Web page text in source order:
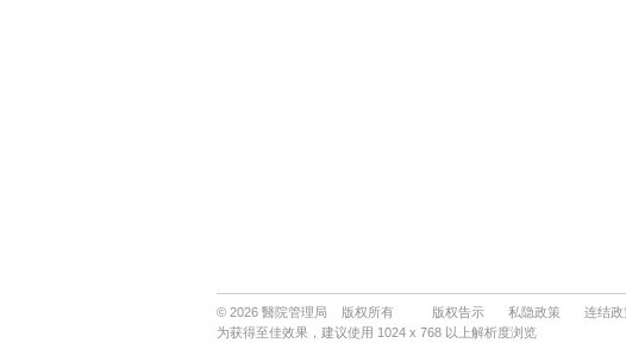
© 2026 醫院管理局 版权所有 版权告示 私隐政策 连结政
为获得至佳效果，建议使用 1024 x 768 以上解析度浏览